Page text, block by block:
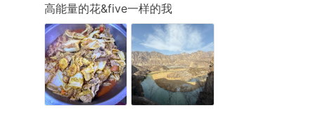
高能量的花&five一样的我